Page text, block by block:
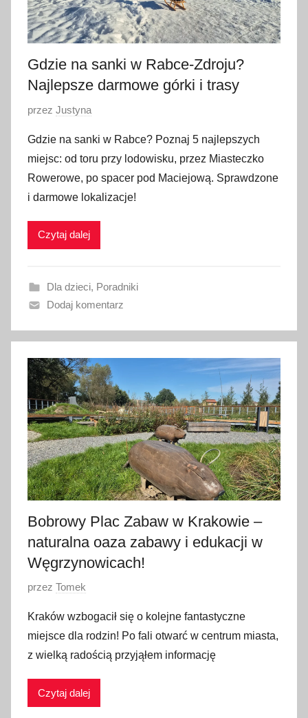
Gdzie na sanki w Rabce-Zdroju?
Najlepsze darmowe górki i trasy
O
u
b
l
i
w
n
o
9
s
t
y
c
z
n
i
a
2
0
2
6
przez Justyna
Gdzie na sanki w Rabce? Poznaj 5 najlepszych
miejsc: od toru przy lodowisku, przez Miasteczko
Rowerowe, po spacer pod Maciejową. Sprawdzone
i darmowe lokalizacje!
Czytaj dalej
Dla dzieci, Poradniki
Dodaj komentarz
Bobrowy Plac Zabaw w Krakowie –
naturalna oaza zabawy i edukacji w
Węgrzynowicach!
O
u
b
l
i
przez Tomek
Kraków wzbogacił się o kolejne fantastyczne
miejsce dla rodzin! Po fali otwarć w centrum miasta,
z wielką radością przyjąłem informację
Czytaj dalej